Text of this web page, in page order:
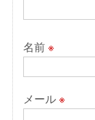
名前※
メール※